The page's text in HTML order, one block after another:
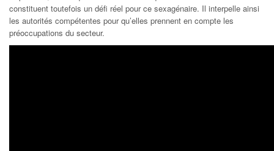
constituent toutefois un défi réel pour ce sexagénaire. Il interpelle ainsi
les autorités compétentes pour qu’elles prennent en compte les
préoccupations du secteur.